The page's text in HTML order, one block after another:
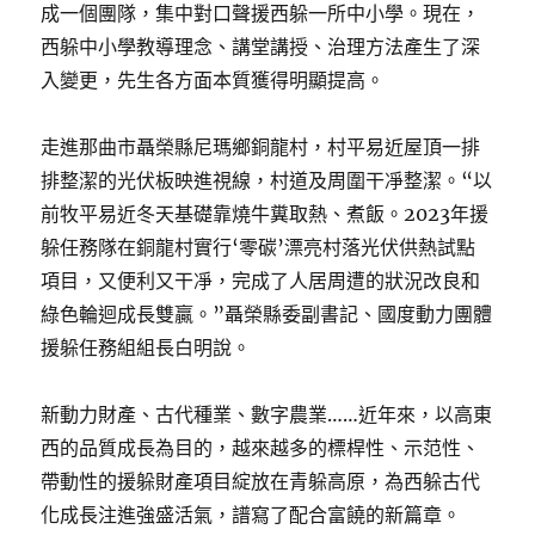
成一個團隊，集中對口聲援西躲一所中小學。現在，
西躲中小學教導理念、講堂講授、治理方法產生了深
入變更，先生各方面本質獲得明顯提高。
走進那曲市聶榮縣尼瑪鄉銅龍村，村平易近屋頂一排
排整潔的光伏板映進視線，村道及周圍干凈整潔。“以
前牧平易近冬天基礎靠燒牛糞取熱、煮飯。2023年援
躲任務隊在銅龍村實行‘零碳’漂亮村落光伏供熱試點
項目，又便利又干凈，完成了人居周遭的狀況改良和
綠色輪迴成長雙贏。”聶榮縣委副書記、國度動力團體
援躲任務組組長白明說。
新動力財產、古代種業、數字農業……近年來，以高東
西的品質成長為目的，越來越多的標桿性、示范性、
帶動性的援躲財產項目綻放在青躲高原，為西躲古代
化成長注進強盛活氣，譜寫了配合富饒的新篇章。